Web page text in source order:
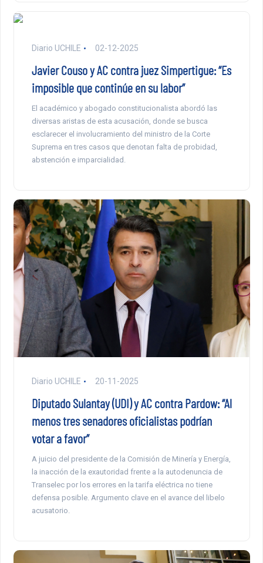
Diario UCHILE 02-12-2025
Javier Couso y AC contra juez Simpertigue: “Es
imposible que continúe en su labor”
El académico y abogado constitucionalista abordó las
diversas aristas de esta acusación, donde se busca
esclarecer el involucramiento del ministro de la Corte
Suprema en tres casos que denotan falta de probidad,
abstención e imparcialidad.
Diario UCHILE 20-11-2025
Diputado Sulantay (UDI) y AC contra Pardow: “Al
menos tres senadores oficialistas podrían
votar a favor”
A juicio del presidente de la Comisión de Minería y Energía,
la inacción de la exautoridad frente a la autodenuncia de
Transelec por los errores en la tarifa eléctrica no tiene
defensa posible. Argumento clave en el avance del libelo
acusatorio.